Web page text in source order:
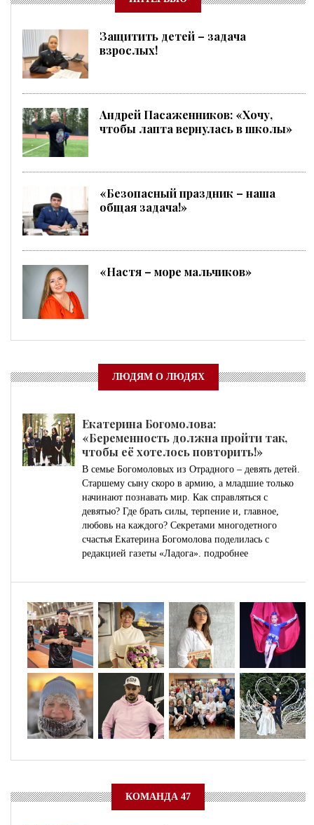
Защитить детей – задача
взрослых!
Андрей Пасаженников: «Хочу,
чтобы лапта вернулась в школы»
«Безопасный праздник – наша
общая задача!»
«Настя – море мальчиков»
ЛЮДЯМ О ЛЮДЯХ
Екатерина Богомолова:
«Беременность должна пройти так,
чтобы её хотелось повторить!»
В семье Богомоловых из Отрадного – девять детей.
Старшему сыну скоро в армию, а младшие только
начинают познавать мир. Как справляться с
девятью? Где брать силы, терпение и, главное,
любовь на каждого? Секретами многодетного
счастья Екатерина Богомолова поделилась с
редакцией газеты «Ладога». подробнее
КОМАНДА 47